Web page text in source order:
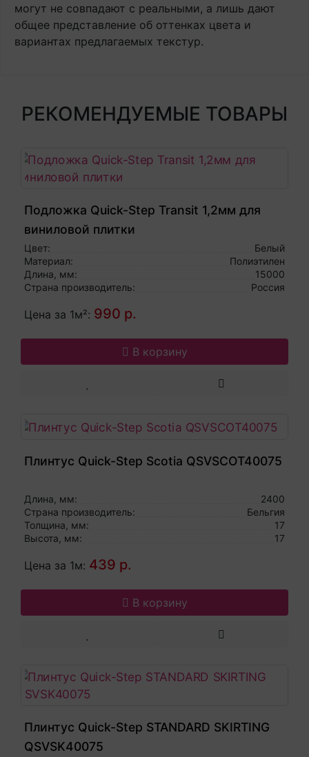
могут не совпадают с реальными, а лишь дают
общее представление об оттенках цвета и
вариантах предлагаемых текстур.
РЕКОМЕНДУЕМЫЕ ТОВАРЫ
Подложка Quick-Step Transit 1,2мм для
виниловой плитки
Цвет:
Белый
Материал:
Полиэтилен
Длина, мм:
15000
Страна производитель:
Россия
Цена за 1м²: 990 р.
В корзину
Плинтус Quick-Step Scotia QSVSCOT40075
Длина, мм:
2400
Страна производитель:
Бельгия
Толщина, мм:
17
Высота, мм:
17
Цена за 1м: 439 р.
В корзину
Плинтус Quick-Step STANDARD SKIRTING
QSVSK40075